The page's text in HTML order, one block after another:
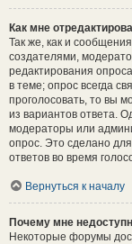
Как мне
Так же, как и
создателями,
редактирования
в теме; опрос всегда
проголосовать, то вы
из вариантов ответа.
модераторы или
опрос. Это сделано
ответов во время
Вернуться к началу
Почему мне
Некоторые форумы